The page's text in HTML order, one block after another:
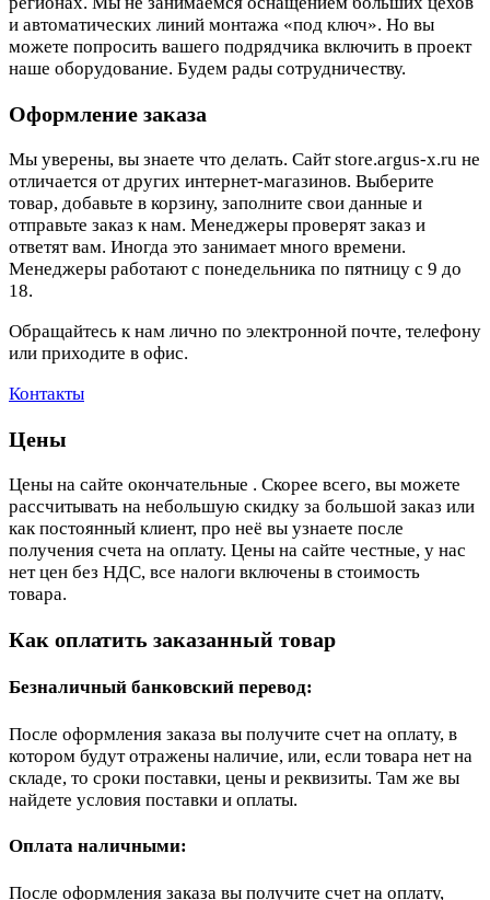
и автоматических линий монтажа «под ключ». Но вы
можете попросить вашего подрядчика включить в проект
наше оборудование. Будем рады сотрудничеству.
Оформление заказа
Мы уверены, вы знаете что делать. Сайт store.argus-x.ru не
отличается от других интернет-магазинов. Выберите
товар, добавьте в корзину, заполните свои данные и
отправьте заказ к нам. Менеджеры проверят заказ и
ответят вам. Иногда это занимает много времени.
Менеджеры работают с понедельника по пятницу с 9 до
18.
Обращайтесь к нам лично по электронной почте, телефону
или приходите в офис.
Контакты
Цены
Цены на сайте окончательные . Скорее всего, вы можете
рассчитывать на небольшую скидку за большой заказ или
как постоянный клиент, про неё вы узнаете после
получения счета на оплату. Цены на сайте честные, у нас
нет цен без НДС, все налоги включены в стоимость
товара.
Как оплатить заказанный товар
Безналичный банковский перевод:
После оформления заказа вы получите счет на оплату, в
котором будут отражены наличие, или, если товара нет на
складе, то сроки поставки, цены и реквизиты. Там же вы
найдете условия поставки и оплаты.
Оплата наличными:
После оформления заказа вы получите счет на оплату,